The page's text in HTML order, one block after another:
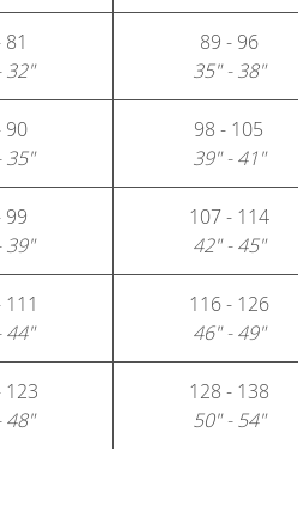
81
32"
89 - 96
35" - 38"
90
35"
98 - 105
39" - 41"
99
39"
107 - 114
42" - 45"
111
44"
116 - 126
46" - 49"
123
48"
128 - 138
50" - 54"